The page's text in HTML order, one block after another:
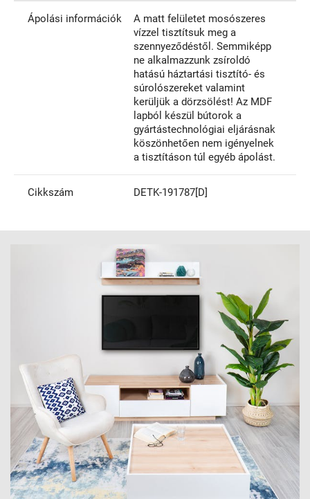
Ápolási információk
A matt felületet mosószeres
vízzel tisztítsuk meg a
szennyeződéstől. Semmiképp
ne alkalmazzunk zsíroldó
hatású háztartási tisztító- és
súrolószereket valamint
kerüljük a dörzsölést! Az MDF
lapból készül bútorok a
gyártástechnológiai eljárásnak
köszönhetően nem igényelnek
a tisztításon túl egyéb ápolást.
Cikkszám DETK-191787[D]